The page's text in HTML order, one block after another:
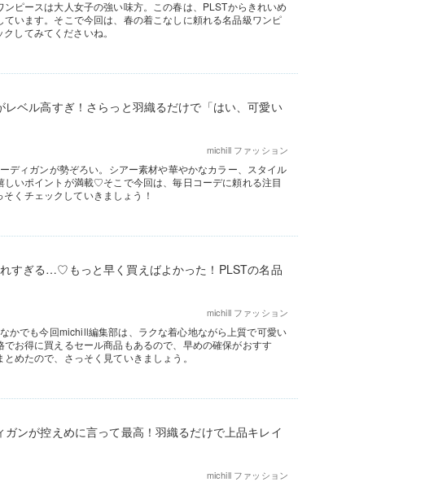
ピースは大人女子の強い味方。この春は、PLSTからきれいめ
います。そこで今回は、春の着こなしに頼れる名品級ワンピ
してみてくださいね。
レベル高すぎ！さらっと羽織るだけで「はい、可愛い
michill ファッション
ディガンが勢ぞろい。シアー素材や華やかなカラー、スタイル
いポイントが満載♡そこで今回は、毎日コーデに頼れる注目
くチェックしていきましょう！
すぎる…♡もっと早く買えばよかった！PLSTの名品
michill ファッション
かでも今回michill編集部は、ラクな着心地ながら上質で可愛い
お得に買えるセール商品もあるので、早めの確保がおすす
めたので、さっそく見ていきましょう。
ガンが控えめに言って最高！羽織るだけで上品キレイ
michill ファッション